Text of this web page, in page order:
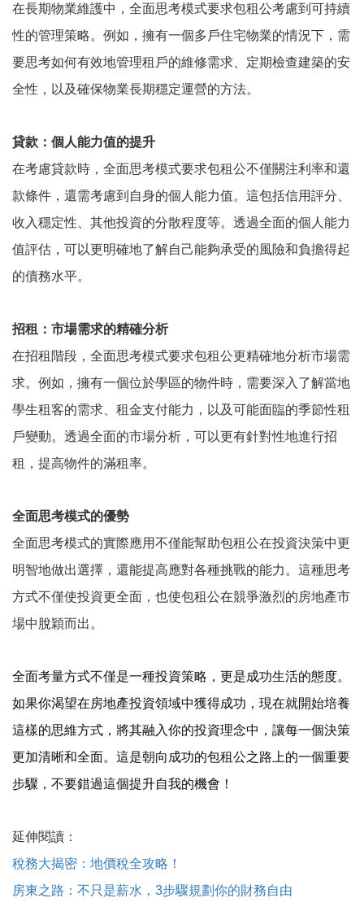
在長期物業維護中，全面思考模式要求包租公考慮到可持續
性的管理策略。例如，擁有一個多戶住宅物業的情況下，需
要思考如何有效地管理租戶的維修需求、定期檢查建築的安
全性，以及確保物業長期穩定運營的方法。
貸款：個人能力值的提升
在考慮貸款時，全面思考模式要求包租公不僅關注利率和還
款條件，還需考慮到自身的個人能力值。這包括信用評分、
收入穩定性、其他投資的分散程度等。透過全面的個人能力
值評估，可以更明確地了解自己能夠承受的風險和負擔得起
的債務水平。
招租：市場需求的精確分析
在招租階段，全面思考模式要求包租公更精確地分析市場需
求。例如，擁有一個位於學區的物件時，需要深入了解當地
學生租客的需求、租金支付能力，以及可能面臨的季節性租
戶變動。透過全面的市場分析，可以更有針對性地進行招
租，提高物件的滿租率。
全面思考模式的優勢
全面思考模式的實際應用不僅能幫助包租公在投資決策中更
明智地做出選擇，還能提高應對各種挑戰的能力。這種思考
方式不僅使投資更全面，也使包租公在競爭激烈的房地產市
場中脫穎而出。
全面考量方式不僅是一種投資策略，更是成功生活的態度。
如果你渴望在房地產投資領域中獲得成功，現在就開始培養
這樣的思維方式，將其融入你的投資理念中，讓每一個決策
更加清晰和全面。這是朝向成功的包租公之路上的一個重要
步驟，不要錯過這個提升自我的機會！
延伸閱讀：
稅務大揭密：地價稅全攻略！
房東之路：不只是薪水，3步驟規劃你的財務自由